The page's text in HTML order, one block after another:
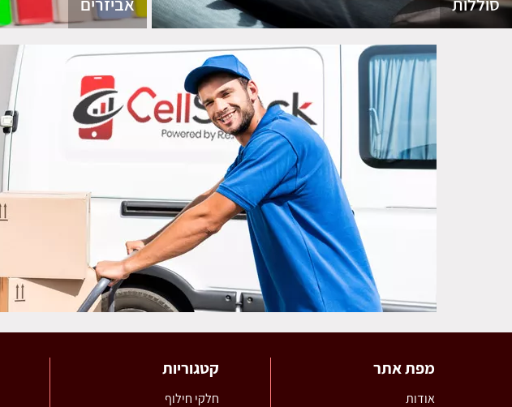
מפת אתר
אודות
קטגוריות
חלקי חילוף